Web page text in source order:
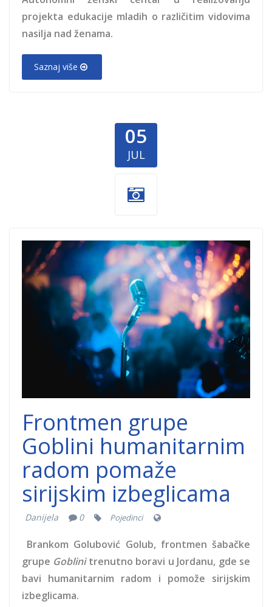
projekta edukacije mladih o različitim vidovima
nasilja nad ženama.
Saznaj više
05
JUL
muzika-
dobrocinitim.png
Frontmen grupe
Goblini humanitarnim
radom pomaže
sirijskim izbeglicama
Danijela 0 Pojedinci
Brankom Golubović Golub, frontmen šabačke
grupe Goblinitrenutno boravi u Jordanu, gde se
bavi humanitarnim radom i pomože sirijskim
izbeglicama.